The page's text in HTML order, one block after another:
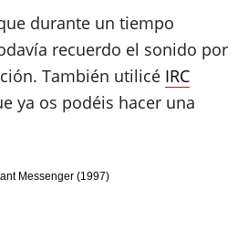
durante un tiempo
recuerdo el sonido por
También utilicé IRC
ya os podéis hacer una
Messenger (1997)